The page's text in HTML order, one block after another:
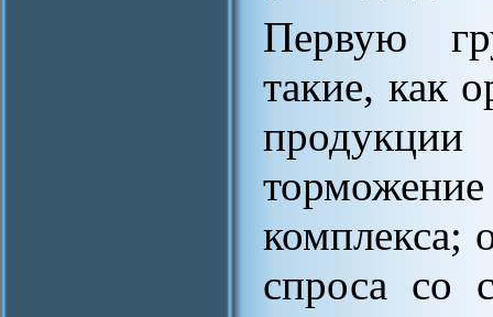
Первую
такие, как
комплекса;
спроса со